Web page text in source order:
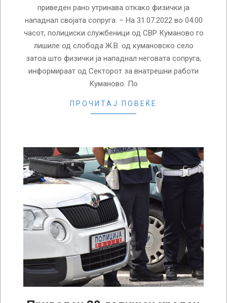
приведен рано утринава откако физички ја
нападнал својата сопруга. – На 31.07.2022 во 04.00
часот, полициски службеници од СВР Куманово го
лишиле од слобода Ж.В. од кумановско село
затоа што физички ја нападнал неговата сопруга,
информираат од Секторот за внатрешни работи
Куманово. По
ПРОЧИТАЈ ПОВЕЌЕ